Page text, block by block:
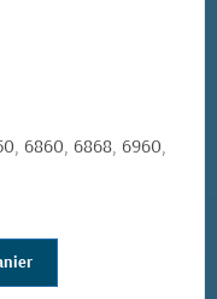
6860, 6868, 6960,